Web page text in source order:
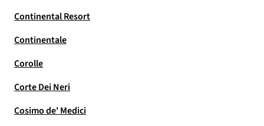
Continental Resort
Continentale
Corolle
Corte Dei Neri
Cosimo de' Medici